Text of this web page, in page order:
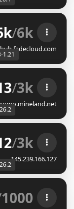
PRISON GENS
/6k
hub.fadecloud.com
1.21
ɴᴇᴛᴡᴏʀᴋ ☀
ꜱᴍᴘ ⇆ ꜱᴋʏʙʟᴏᴄᴋ
/3k
ɴᴇᴛᴡᴏʀᴋ ☀
ꜱᴍᴘ ⇆ ꜱᴋʏʙʟᴏᴄᴋ
/3k
145.239.166.127
|| 1.8 - 26.1
| Skyblock
1000